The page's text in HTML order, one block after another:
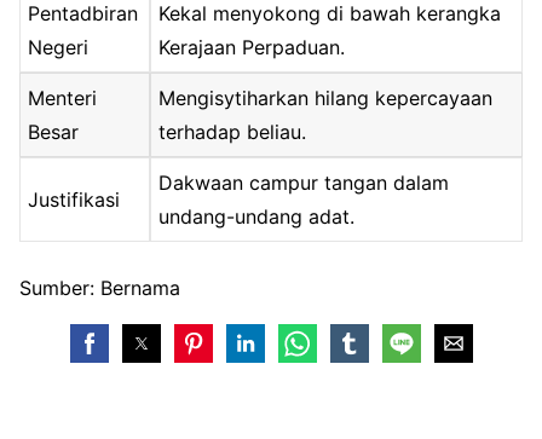
Pentadbiran
Negeri
Kekal menyokong di bawah kerangka
Kerajaan Perpaduan.
Menteri
Besar
Mengisytiharkan hilang kepercayaan
terhadap beliau.
Justifikasi
Dakwaan campur tangan dalam
undang-undang adat.
Sumber: Bernama